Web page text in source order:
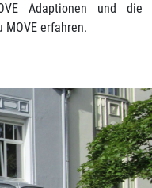
Adaptionen und die
erfahren.